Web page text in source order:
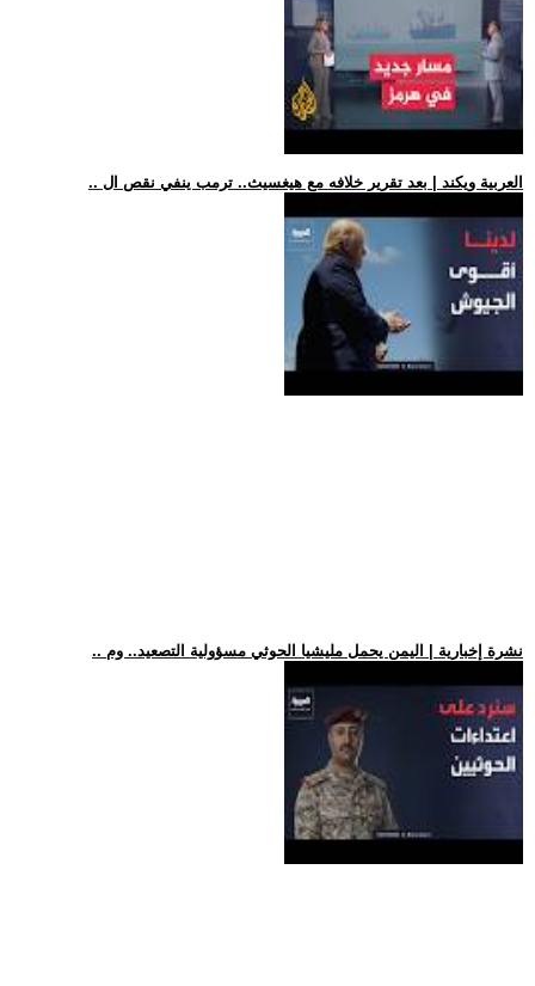
.. العربية ويكند | بعد تقرير خلافه مع هيغسيث.. ترمب ينفي نقص ال
.. نشرة إخبارية | اليمن يحمل مليشيا الحوثي مسؤولية التصعيد.. وم